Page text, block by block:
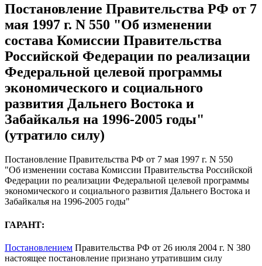
Постановление Правительства РФ от 7
мая 1997 г. N 550 "Об изменении
состава Комиссии Правительства
Российской Федерации по реализации
Федеральной целевой программы
экономического и социального
развития Дальнего Востока и
Забайкалья на 1996-2005 годы"
(утратило силу)
Постановление Правительства РФ от 7 мая 1997 г. N 550
"Об изменении состава Комиссии Правительства Российской
Федерации по реализации Федеральной целевой программы
экономического и социального развития Дальнего Востока и
Забайкалья на 1996-2005 годы"
ГАРАНТ:
Постановлением Правительства РФ от 26 июля 2004 г. N 380
настоящее постановление признано утратившим силу